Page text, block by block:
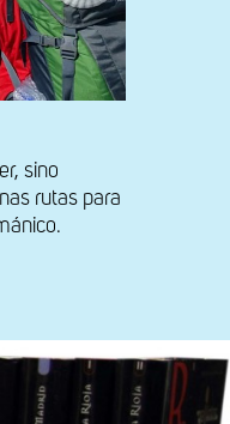
sino
rutas para